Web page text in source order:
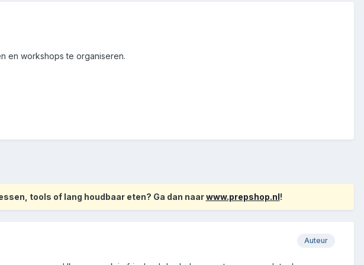
en workshops te organiseren.
tools of lang houdbaar eten? Ga dan naarwww.prepshop.nl!
Auteur